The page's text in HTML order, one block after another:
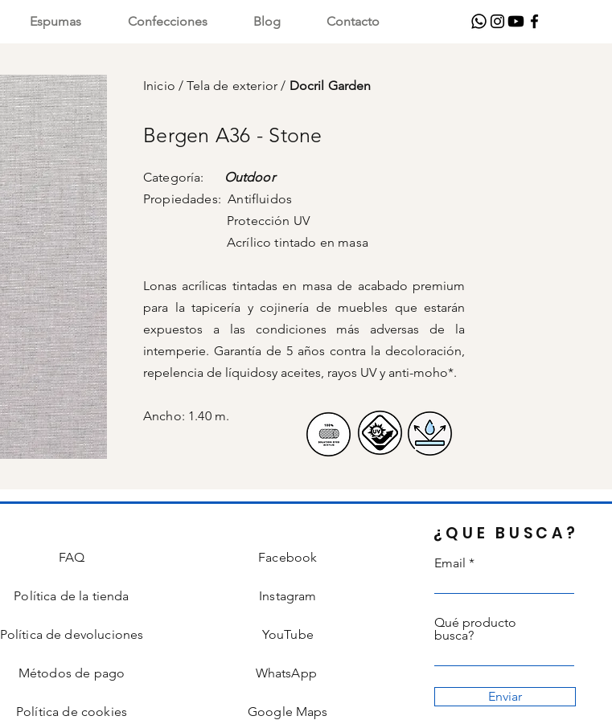
Espumas Confecciones Blog Contacto
Inicio/Tela de exterior/ Docril Garden
Bergen A36 - Stone
Categoría:
Outdoor
Propiedades: Antifluidos
Protección UV
Acrílico tintado en masa
Lonas acrílicas tintadas en masa de acabado premium
para la tapicería y cojinería de muebles que estarán
expuestos a las condiciones más adversas de la
intemperie. Garantía de 5 años contra la decoloración,
repelencia de líquidosy aceites, rayos UV y anti-moho*.
Ancho: 1.40 m.
FAQ
Política de la tienda
Política de devoluciones
Métodos de pago
Política de cookies
Facebook
Instagram
YouTube
WhatsApp
Google Maps
¿QUE BUSCA?
Email
Qué producto
busca?
Enviar